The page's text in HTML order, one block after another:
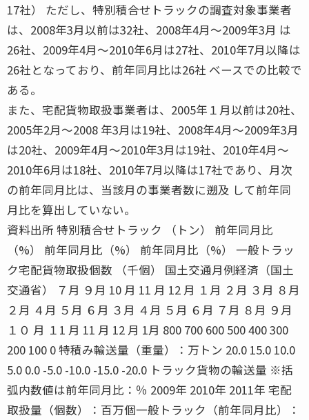
17社） ただし、特別積合せトラックの調査対象事業者
は、2008年3月以前は32社、2008年4月〜2009年3月 は
26社、2009年4月〜2010年6月は27社、2010年7月以降は
26社となっており、前年同月比は26社 ベースでの比較で
ある。
また、宅配貨物取扱事業者は、2005年１月以前は20社、
2005年2月〜2008 年3月は19社、2008年4月〜2009年3月
は20社、2009年4月〜2010年3月は19社、2010年4月〜
2010年6月は18社、2010年7月以降は17社であり、月次
の前年同月比は、当該月の事業者数に遡及 して前年同
月比を算出していない。
資料出所 特別積合せトラック （トン） 前年同月比
（%） 前年同月比（%） 前年同月比（%） 一般トラッ
ク宅配貨物取扱個数 （千個） 国土交通月例経済（国土
交通省） ７月 ９月 10 月 11 月 12 月 １月 ２月 ３月 ８月
２月 ４月 ５月 ６月 ３月 ４月 ５月 ６月 ７月 ８月 ９月
１０ 月 １1 月 11 月 12 月 1月 800 700 600 500 400 300
200 100 0 特積み輸送量（重量）：万トン 20.0 15.0 10.0
5.0 0.0 -5.0 -10.0 -15.0 -20.0 トラック貨物の輸送量 ※括
弧内数値は前年同月比：％ 2009年 2010年 2011年 宅配
取扱量（個数）：百万個一般トラック（前年同月比）：